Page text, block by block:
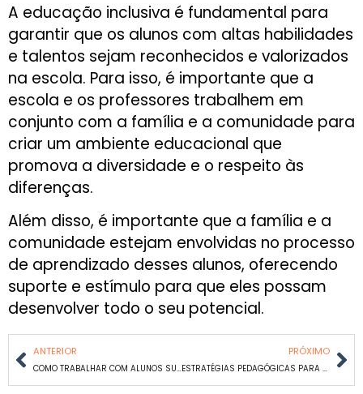
A educação inclusiva é fundamental para
garantir que os alunos com altas habilidades
e talentos sejam reconhecidos e valorizados
na escola. Para isso, é importante que a
escola e os professores trabalhem em
conjunto com a família e a comunidade para
criar um ambiente educacional que
promova a diversidade e o respeito às
diferenças.
Além disso, é importante que a família e a
comunidade estejam envolvidas no processo
de aprendizado desses alunos, oferecendo
suporte e estímulo para que eles possam
desenvolver todo o seu potencial.
ANTERIOR
COMO TRABALHAR COM ALUNOS SUPERDOTADOS: DICAS PRÁTICAS PARA EDUCADORES
PRÓXIMO
ESTRATÉGIAS PEDAGÓGICAS PARA ENSINAR ALUNOS COM TDHA